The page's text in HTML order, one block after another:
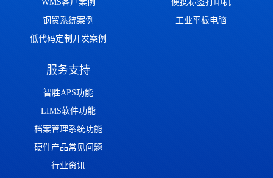
WMS客户案例
钢贸系统案例
低代码定制开发案例
便携标签打印机
工业平板电脑
服务支持
智胜APS功能
LIMS软件功能
档案管理系统功能
硬件产品常见问题
行业资讯